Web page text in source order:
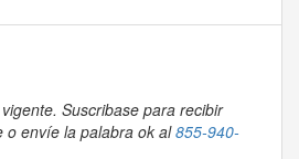
Suscribase para recibir
o envíe la palabra ok al855-940-